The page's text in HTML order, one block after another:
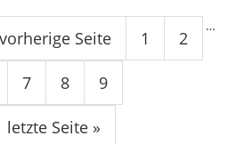
‹ vorherige Seite
letzte Seite »